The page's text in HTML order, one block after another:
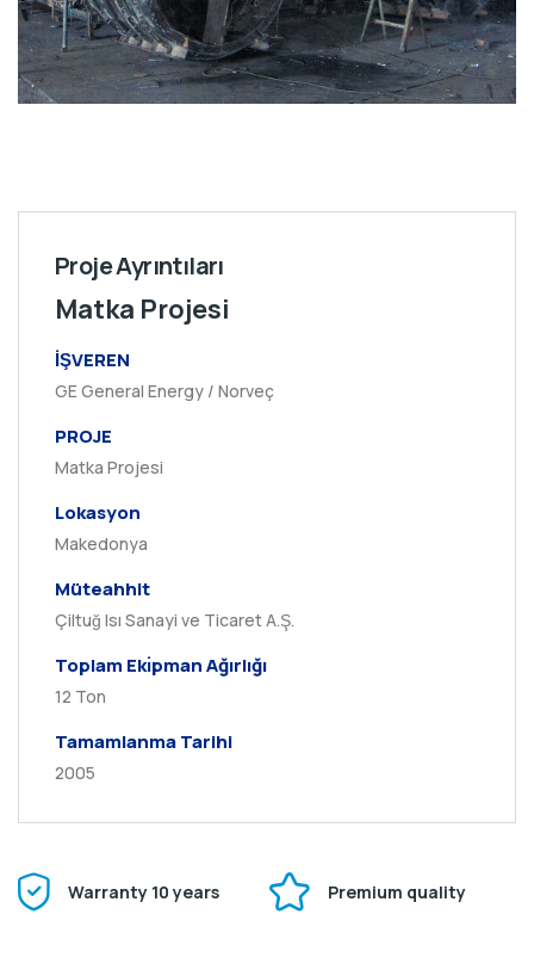
Proje Ayrıntıları
Matka Projesi
İŞVEREN
GE General Energy / Norveç
PROJE
Matka Projesi
Lokasyon
Makedonya
Müteahhit
Çiltuğ Isı Sanayi ve Ticaret A.Ş.
Toplam Ekı̇pman Ağırlığı
12 Ton
Tamamlanma Tarihi
2005
Warranty 10 years Premium quality